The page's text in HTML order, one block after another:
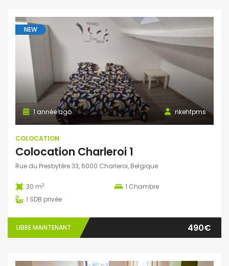
NEW
nkehfpms
1 année ago
COLOCATION
Colocation Charleroi 1
Rue du Presbytère 33, 6000 Charleroi, Belgique
30 m2 1 Chambre
1 SDB privée
LIBRE MAINTENANT 490€